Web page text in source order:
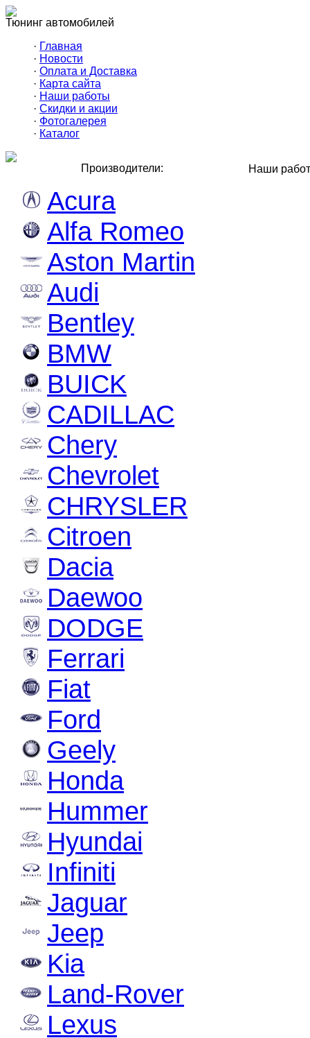
Тюнинг автомобилей
· Главная
· Новости
· Оплата и Доставка
· Карта сайта
· Наши работы
· Скидки и акции
· Фотогалерея
· Каталог
Производители:
Acura
Alfa Romeo
Aston Martin
Audi
Bentley
BMW
BUICK
CADILLAC
Chery
Chevrolet
CHRYSLER
Citroen
Dacia
Daewoo
DODGE
Ferrari
Fiat
Ford
Geely
Honda
Hummer
Hyundai
Infiniti
Jaguar
Jeep
Kia
Land-Rover
Lexus
Наши